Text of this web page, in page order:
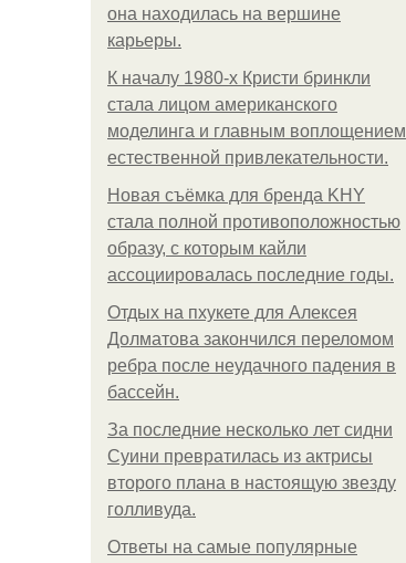
она находилась на вершине
карьеры.
К началу 1980-х Кристи бринкли
стала лицом американского
моделинга и главным воплощением
естественной привлекательности.
Новая съёмка для бренда KHY
стала полной противоположностью
образу, с которым кайли
ассоциировалась последние годы.
Отдых на пхукете для Алексея
Долматова закончился переломом
ребра после неудачного падения в
бассейн.
За последние несколько лет сидни
Суини превратилась из актрисы
второго плана в настоящую звезду
голливуда.
Ответы на самые популярные